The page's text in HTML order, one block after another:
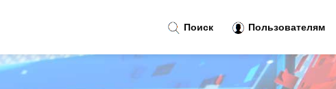
Поиск Пользователям